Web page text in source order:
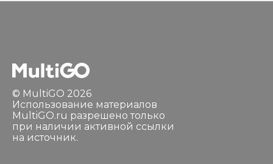
© MultiGO 2026
Использование материалов
MultiGO.ru разрешено только
при наличии активной ссылки
на источник.